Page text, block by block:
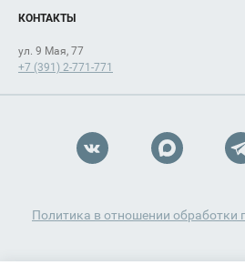
КОНТАКТЫ
ул. 9 Мая, 77
+7 (391) 2-771-771
Политика в отношении обработки